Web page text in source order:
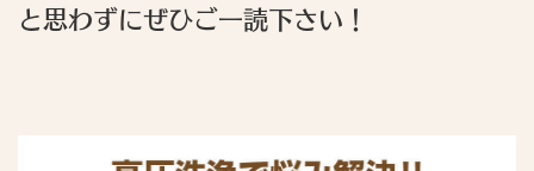
と思わずにぜひご一読下さい！